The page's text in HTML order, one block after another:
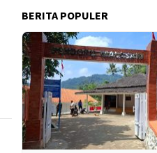
BERITA POPULER